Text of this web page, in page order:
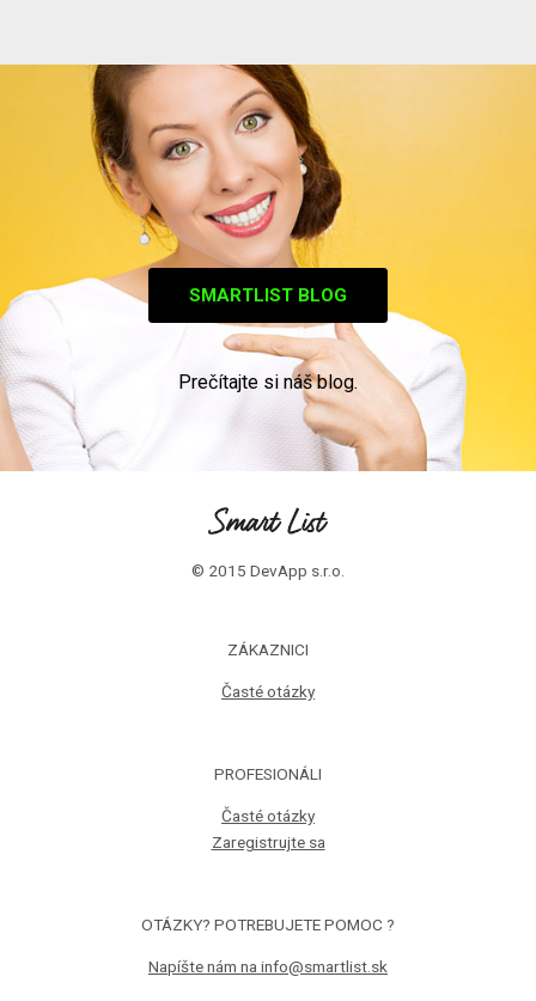
SMARTLIST BLOG
Prečítajte si náš blog.
© 2015 DevApp s.r.o.
ZÁKAZNICI
Časté otázky
PROFESIONÁLI
Časté otázky
Zaregistrujte sa
OTÁZKY? POTREBUJETE POMOC ?
Napíšte nám na info@smartlist.sk